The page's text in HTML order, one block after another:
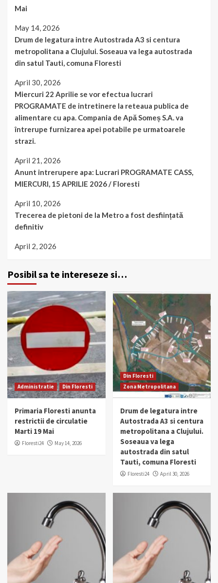
Mai
May 14, 2026
Drum de legatura intre Autostrada A3 si centura
metropolitana a Clujului. Soseaua va lega autostrada
din satul Tauti, comuna Floresti
April 30, 2026
Miercuri 22 Aprilie se vor efectua lucrari
PROGRAMATE de intretinere la reteaua publica de
alimentare cu apa. Compania de Apă Someș S.A. va
întrerupe furnizarea apei potabile pe urmatoarele
strazi.
April 21, 2026
Anunt intrerupere apa: Lucrari PROGRAMATE CASS,
MIERCURI, 15 APRILIE 2026 / Floresti
April 10, 2026
Trecerea de pietoni de la Metro a fost desființată
definitiv
April 2, 2026
Posibil sa te intereseze si…
Administratie Din Floresti
Primaria Floresti anunta
restrictii de circulatie
Marti 19 Mai
Floresti24 May 14, 2026
Din Floresti
Zona Metropolitana
Drum de legatura intre
Autostrada A3 si centura
metropolitana a Clujului.
Soseaua va lega
autostrada din satul
Tauti, comuna Floresti
Floresti24 April 30, 2026